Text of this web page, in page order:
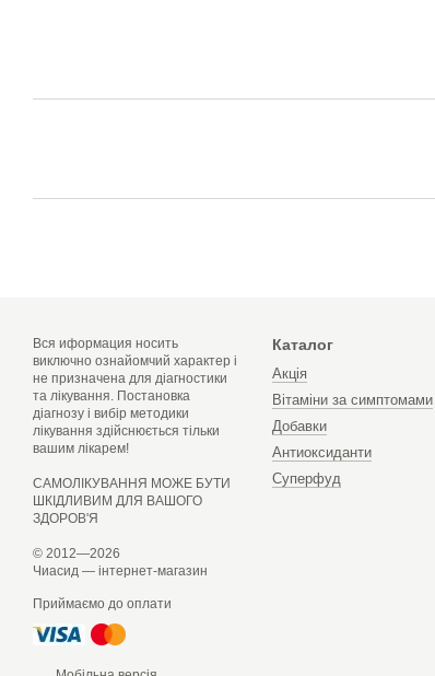
Вся иформация носить
виключно ознайомчий характер і
не призначена для діагностики
та лікування. Постановка
діагнозу і вибір методики
лікування здійснюється тільки
вашим лікарем!
САМОЛІКУВАННЯ МОЖЕ БУТИ
ШКІДЛИВИМ ДЛЯ ВАШОГО
ЗДОРОВ'Я
© 2012—2026
Чиасид — інтернет-магазин
Приймаємо до оплати
Каталог
Акція
Вітаміни за симптомами
Добавки
Антиоксиданти
Суперфуд